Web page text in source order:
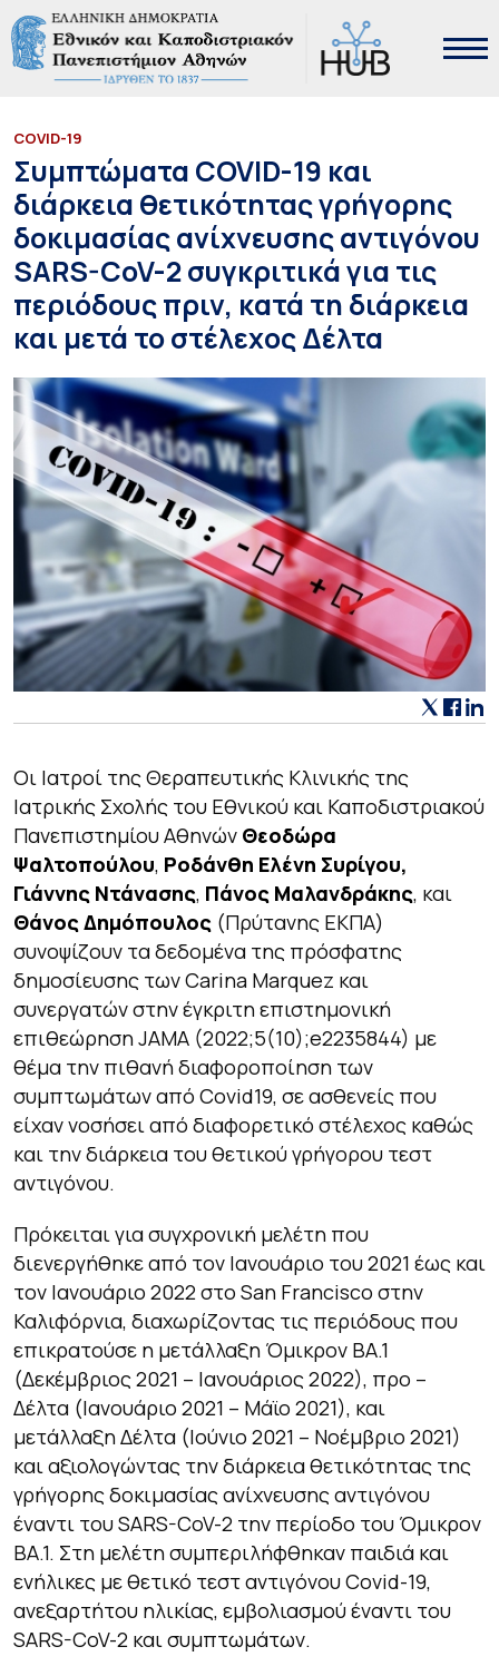
COVID-19
Συμπτώματα COVID-19 και
διάρκεια θετικότητας γρήγορης
δοκιμασίας ανίχνευσης αντιγόνου
SARS-CoV-2 συγκριτικά για τις
περιόδους πριν, κατά τη διάρκεια
και μετά το στέλεχος Δέλτα
Οι Ιατροί της Θεραπευτικής Κλινικής της
Ιατρικής Σχολής του Εθνικού και Καποδιστριακού
Πανεπιστημίου Αθηνών Θεοδώρα
Ψαλτοπούλου, Ροδάνθη Ελένη Συρίγου,
Γιάννης Ντάνασης, Πάνος Μαλανδράκης, και
Θάνος Δημόπουλος (Πρύτανης ΕΚΠΑ)
συνοψίζουν τα δεδομένα της πρόσφατης
δημοσίευσης των Carina Marquez και
συνεργατών στην έγκριτη επιστημονική
επιθεώρηση JAMA (2022;5(10);e2235844) με
θέμα την πιθανή διαφοροποίηση των
συμπτωμάτων από Covid19, σε ασθενείς που
είχαν νοσήσει από διαφορετικό στέλεχος καθώς
και την διάρκεια του θετικού γρήγορου τεστ
αντιγόνου.
Πρόκειται για συγχρονική μελέτη που
διενεργήθηκε από τον Ιανουάριο του 2021 έως και
τον Ιανουάριο 2022 στο San Francisco στην
Καλιφόρνια, διαχωρίζοντας τις περιόδους που
επικρατούσε η μετάλλαξη Όμικρον ΒΑ.1
(Δεκέμβριος 2021 – Ιανουάριος 2022), προ –
Δέλτα (Ιανουάριο 2021 – Μάϊο 2021), και
μετάλλαξη Δέλτα (Ιούνιο 2021 – Νοέμβριο 2021)
και αξιολογώντας την διάρκεια θετικότητας της
γρήγορης δοκιμασίας ανίχνευσης αντιγόνου
έναντι του SARS-CoV-2 την περίοδο του Όμικρον
ΒΑ.1. Στη μελέτη συμπεριλήφθηκαν παιδιά και
ενήλικες με θετικό τεστ αντιγόνου Covid-19,
ανεξαρτήτου ηλικίας, εμβολιασμού έναντι του
SARS-CoV-2 και συμπτωμάτων.